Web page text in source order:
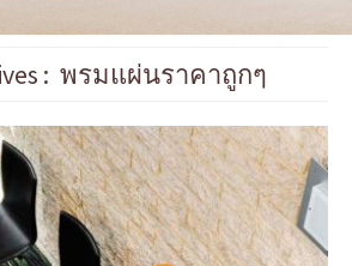
: พรมแผ่นราคาถูกๆ